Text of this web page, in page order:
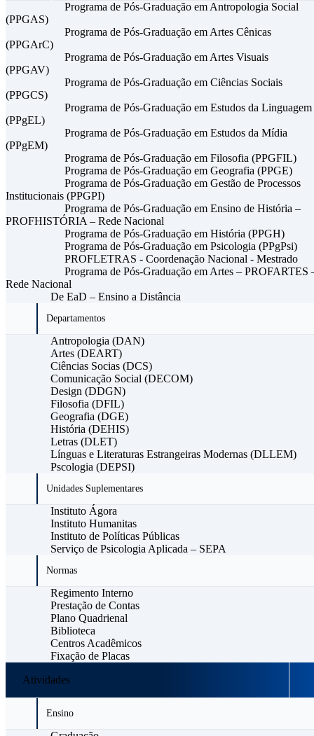
Programa de Pós-Graduação em Antropologia Social
(PPGAS)
Programa de Pós-Graduação em Artes Cênicas
(PPGArC)
Programa de Pós-Graduação em Artes Visuais
(PPGAV)
Programa de Pós-Graduação em Ciências Sociais
(PPGCS)
Programa de Pós-Graduação em Estudos da Linguagem
(PPgEL)
Programa de Pós-Graduação em Estudos da Mídia
(PPgEM)
Programa de Pós-Graduação em Filosofia (PPGFIL)
Programa de Pós-Graduação em Geografia (PPGE)
Programa de Pós-Graduação em Gestão de Processos
Institucionais (PPGPI)
Programa de Pós-Graduação em Ensino de História –
PROFHISTÓRIA – Rede Nacional
Programa de Pós-Graduação em História (PPGH)
Programa de Pós-Graduação em Psicologia (PPgPsi)
PROFLETRAS - Coordenação Nacional - Mestrado
Programa de Pós-Graduação em Artes – PROFARTES
Rede Nacional
De EaD – Ensino a Distância
Departamentos
Antropologia (DAN)
Artes (DEART)
Ciências Socias (DCS)
Comunicação Social (DECOM)
Design (DDGN)
Filosofia (DFIL)
Geografia (DGE)
História (DEHIS)
Letras (DLET)
Línguas e Literaturas Estrangeiras Modernas (DLLEM)
Pscologia (DEPSI)
Unidades Suplementares
Instituto Ágora
Instituto Humanitas
Instituto de Políticas Públicas
Serviço de Psicologia Aplicada – SEPA
Normas
Regimento Interno
Prestação de Contas
Plano Quadrienal
Biblioteca
Centros Acadêmicos
Fixação de Placas
Atividades
Ensino